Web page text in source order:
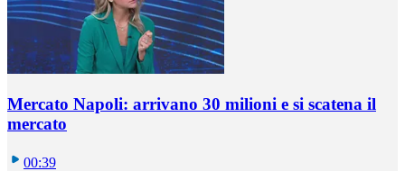
Mercato Napoli: arrivano 30 milioni e si scatena il
mercato
00:39